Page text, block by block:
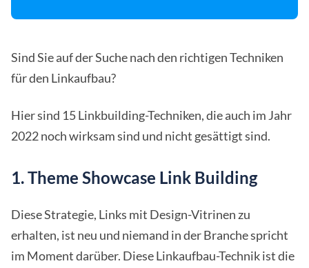
Sind Sie auf der Suche nach den richtigen Techniken
für den Linkaufbau?
Hier sind 15 Linkbuilding-Techniken, die auch im Jahr
2022 noch wirksam sind und nicht gesättigt sind.
1. Theme Showcase Link Building
Diese Strategie, Links mit Design-Vitrinen zu
erhalten, ist neu und niemand in der Branche spricht
im Moment darüber. Diese Linkaufbau-Technik ist die